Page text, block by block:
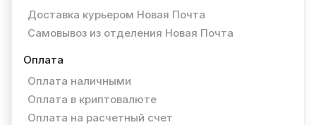
Доставка курьером Новая Почта
Самовывоз из отделения Новая Почта
Оплата
Оплата наличными
Оплата в криптовалюте
Оплата на расчетный счет